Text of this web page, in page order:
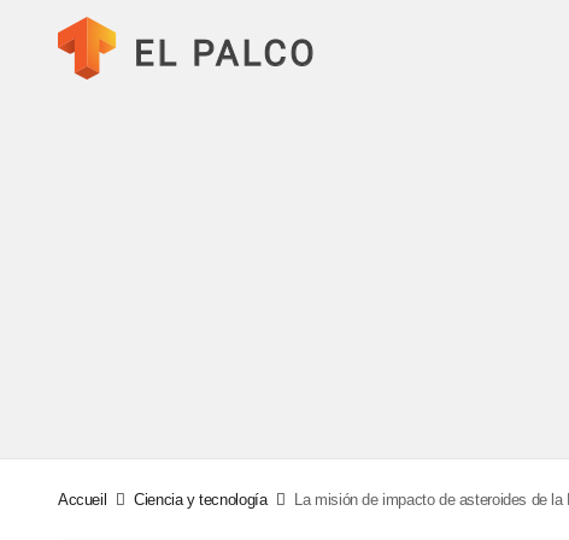
Accueil Ciencia y tecnología La misión de impacto de asteroides de